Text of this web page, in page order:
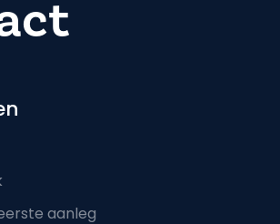
aanleg